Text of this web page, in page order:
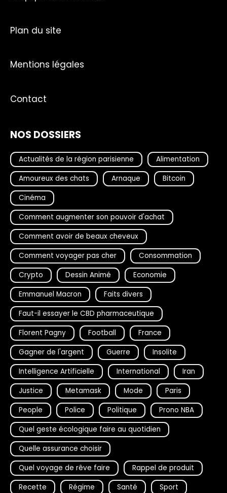
Plan du site
Mentions légales
Contact
NOS DOSSIERS
Actualités de la région parisienne
Alimentation
Amoureux des chats
Arnaque
Bitcoin
Cinéma
Comment augmenter son pouvoir d'achat
Comment avoir de beaux cheveux
Comment voyager pas cher
Consommation
Crypto
Dessin Animé
Economie
Emmanuel Macron
Faits divers
Faut-il essayer le CBD pharmaceutique
Florent Pagny
Football
France
Gagner de l'argent
Guerre
Insolite
Intelligence Artificielle
International
Iran
Justice
Metamask Mode
Paris
People
Police Politique
Prono NBA
Quel geste écologique faire au quotidien
Quelle assurance choisir
Quel voyage de rêve faire
Rappel de produit
Recette
Régime Santé Sport